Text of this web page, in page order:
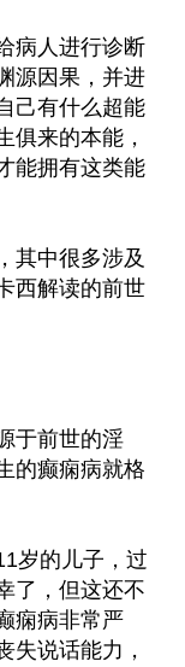
病人进行诊断
源因果，并进
己有什么超能
俱来的本能，
能拥有这类能
其中很多涉及
西解读的前世
于前世的淫
的癫痫病就格
岁的儿子，过
了，但这还不
痫病非常严
失说话能力，